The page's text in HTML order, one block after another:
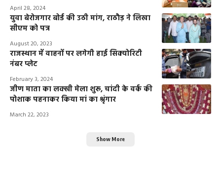
April 28, 2024
युवा बेरोजगार बोर्ड की उठी मांग, राठौड़ ने लिखा
सीएम को पत्र
August 20, 2023
राजस्थान में वाहनों पर लगेगी हाई सिक्योरिटी
नंबर प्लेट
February 3, 2024
जीण माता का लक्खी मेला शुरू, चांदी के वर्क की
पोशाक पहनाकर किया मां का श्रृंगार
March 22, 2023
Show More